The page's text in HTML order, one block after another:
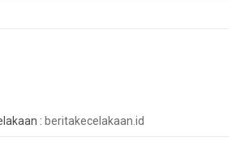
: beritakecelakaan.id